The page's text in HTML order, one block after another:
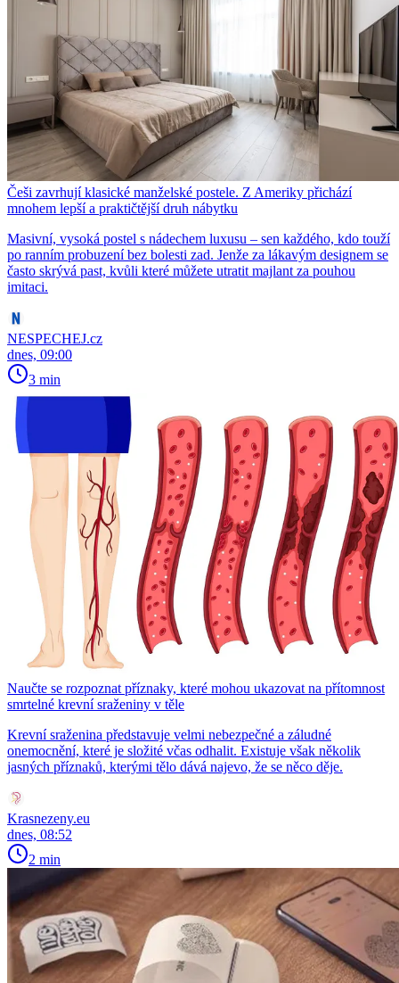
Češi zavrhují klasické manželské postele. Z Ameriky přichází
mnohem lepší a praktičtější druh nábytku
Masivní, vysoká postel s nádechem luxusu – sen každého, kdo touží
po ranním probuzení bez bolesti zad. Jenže za lákavým designem se
často skrývá past, kvůli které můžete utratit majlant za pouhou
imitaci.
NESPECHEJ.cz
dnes, 09:00
3 min
Naučte se rozpoznat příznaky, které mohou ukazovat na přítomnost
smrtelné krevní sraženiny v těle
Krevní sraženina představuje velmi nebezpečné a záludné
onemocnění, které je složité včas odhalit. Existuje však několik
jasných příznaků, kterými tělo dává najevo, že se něco děje.
Krasnezeny.eu
dnes, 08:52
2 min